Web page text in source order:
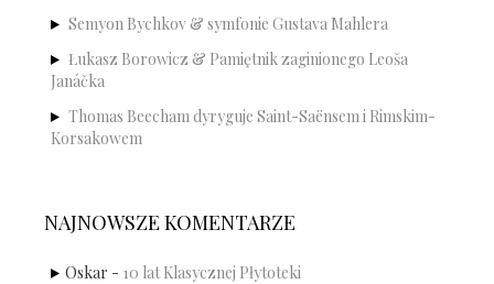
Semyon Bychkov & symfonie Gustava Mahlera
Łukasz Borowicz & Pamiętnik zaginionego Leoša
Janáčka
Thomas Beecham dyryguje Saint-Saënsem i Rimskim-
Korsakowem
NAJNOWSZE KOMENTARZE
Oskar - 10 lat Klasycznej Płytoteki